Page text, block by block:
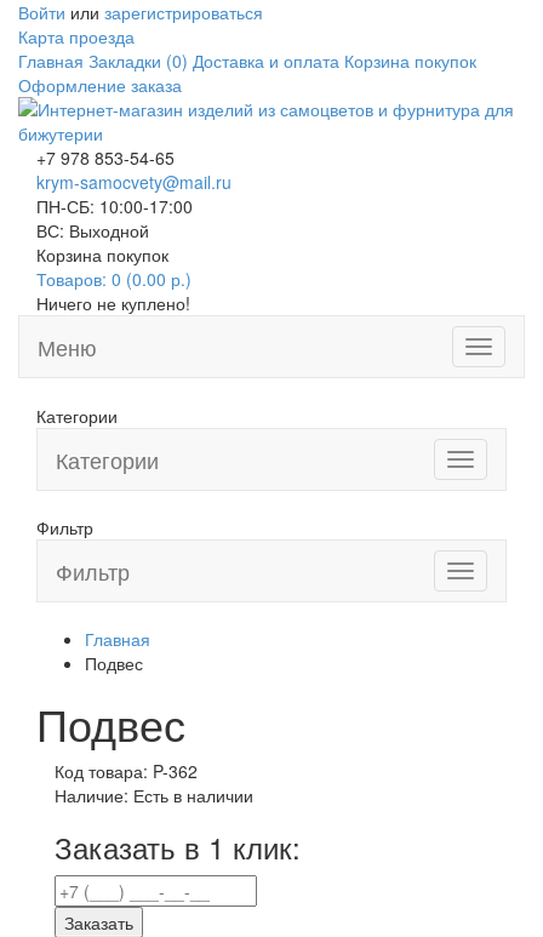
Войти или зарегистрироваться
Карта проезда
Главная Закладки (0) Доставка и оплата Корзина покупок
Оформление заказа
+7 978 853-54-65
krym-samocvety@mail.ru
ПН-СБ: 10:00-17:00
ВС: Выходной
Корзина покупок
Товаров: 0 (0.00 р.)
Ничего не куплено!
Toggle
Меню
Категории
Toggle
navigation
Категории
Фильтр
Toggle
navigation
Фильтр
Главная
Подвес
Подвес
Код товара: P-362
Наличие: Есть в наличии
Заказать в 1 клик:
Заказать